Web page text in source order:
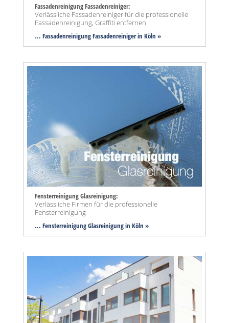
Fassadenreinigung Fassadenreiniger:
Verlässliche Fassadenreiniger für die professionelle
Fassadenreinigung, Graffiti entfernen
... Fassadenreinigung Fassadenreiniger in Köln »
Fensterreinigung Glasreinigung:
Verlässliche Firmen für die professionelle
Fensterreinigung
... Fensterreinigung Glasreinigung in Köln »